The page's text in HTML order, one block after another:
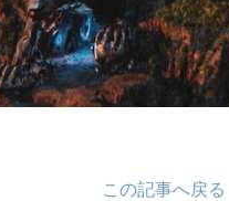
この記事へ戻る